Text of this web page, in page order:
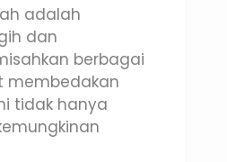
adalah
dan
berbagai
membedakan
tidak hanya